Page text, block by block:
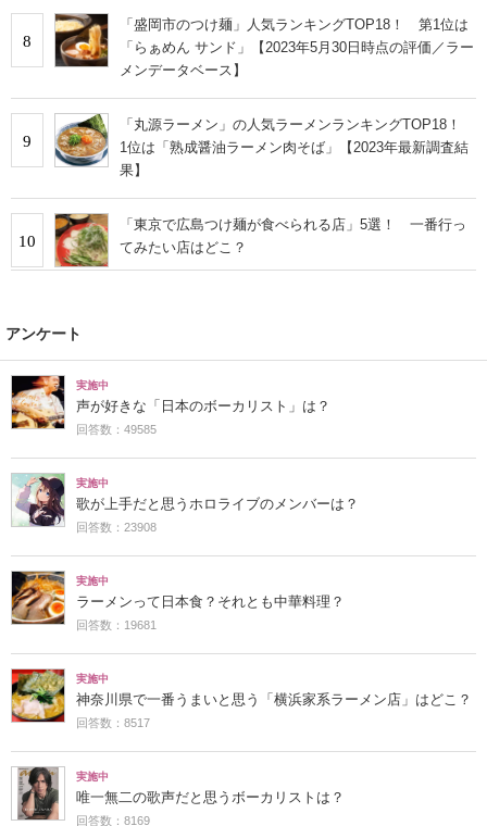
8
「盛岡市のつけ麺」人気ランキングTOP18！ 第1位は
「らぁめん サンド」【2023年5月30日時点の評価／ラー
メンデータベース】
9
「丸源ラーメン」の人気ラーメンランキングTOP18！
1位は「熟成醤油ラーメン肉そば」【2023年最新調査結
果】
10
「東京で広島つけ麺が食べられる店」5選！ 一番行っ
てみたい店はどこ？
アンケート
実施中
声が好きな「日本のボーカリスト」は？
回答数：49585
実施中
歌が上手だと思うホロライブのメンバーは？
回答数：23908
実施中
ラーメンって日本食？それとも中華料理？
回答数：19681
実施中
神奈川県で一番うまいと思う「横浜家系ラーメン店」はどこ？
回答数：8517
実施中
唯一無二の歌声だと思うボーカリストは？
回答数：8169